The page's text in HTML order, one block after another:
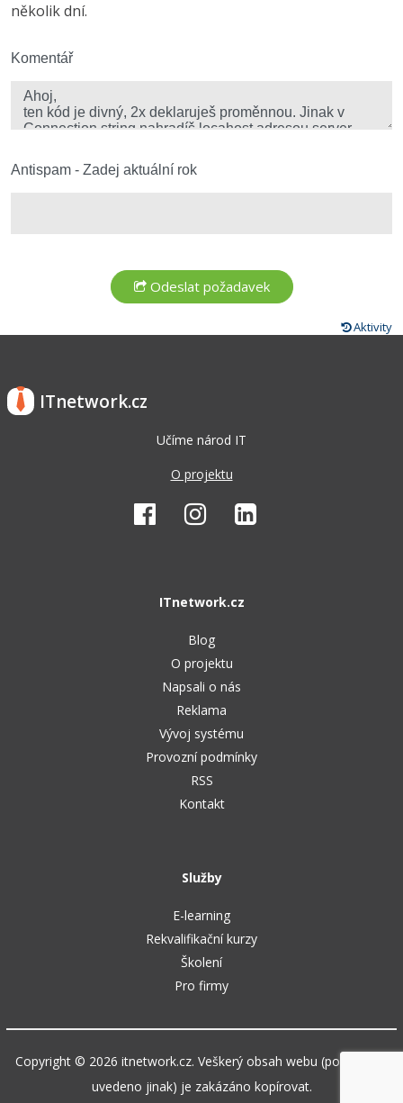
Kybernetická bezpečnost
několik dní.
Komentář
Antispam - Zadej aktuální rok
Aktivity
ITnetwork.cz
Učíme národ IT
O projektu
ITnetwork.cz
Blog
O projektu
Napsali o nás
Reklama
Vývoj systému
Provozní podmínky
RSS
Kontakt
Služby
E-learning
Rekvalifikační kurzy
Školení
Pro firmy
Copyright © 2026 itnetwork.cz. Veškerý obsah webu (pokud není
uvedeno jinak) je zakázáno kopírovat.